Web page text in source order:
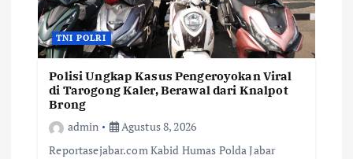
TNI POLRI
Polisi Ungkap Kasus Pengeroyokan Viral
di Tarogong Kaler, Berawal dari Knalpot
Brong
admin
Agustus 8, 2026
Reportasejabar.com Kabid Humas Polda Jabar